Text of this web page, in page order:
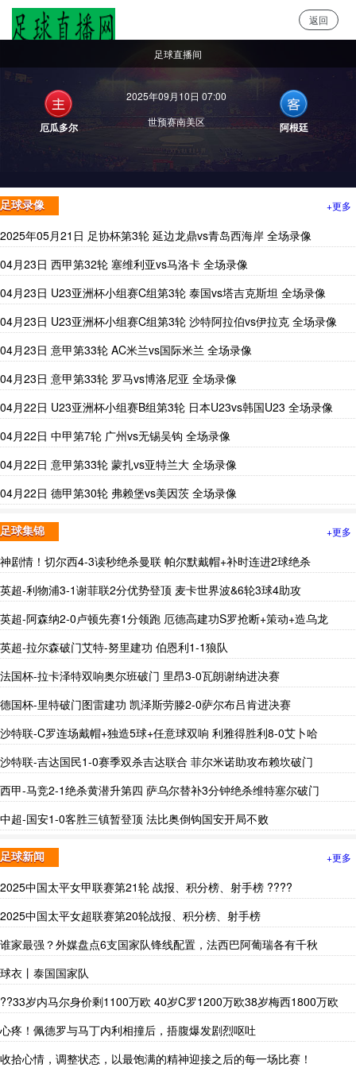
返回
足球直播间
厄瓜多尔
2025年09月10日 07:00
世预赛南美区
阿根廷
足球录像 +更多
2025年05月21日 足协杯第3轮 延边龙鼎vs青岛西海岸 全场录像
04月23日 西甲第32轮 塞维利亚vs马洛卡 全场录像
04月23日 U23亚洲杯小组赛C组第3轮 泰国vs塔吉克斯坦 全场录像
04月23日 U23亚洲杯小组赛C组第3轮 沙特阿拉伯vs伊拉克 全场录像
04月23日 意甲第33轮 AC米兰vs国际米兰 全场录像
04月23日 意甲第33轮 罗马vs博洛尼亚 全场录像
04月22日 U23亚洲杯小组赛B组第3轮 日本U23vs韩国U23 全场录像
04月22日 中甲第7轮 广州vs无锡吴钩 全场录像
04月22日 意甲第33轮 蒙扎vs亚特兰大 全场录像
04月22日 德甲第30轮 弗赖堡vs美因茨 全场录像
足球集锦 +更多
神剧情！切尔西4-3读秒绝杀曼联 帕尔默戴帽+补时连进2球绝杀
英超-利物浦3-1谢菲联2分优势登顶 麦卡世界波&6轮3球4助攻
英超-阿森纳2-0卢顿先赛1分领跑 厄德高建功S罗抢断+策动+造乌龙
英超-拉尔森破门艾特-努里建功 伯恩利1-1狼队
法国杯-拉卡泽特双响奥尔班破门 里昂3-0瓦朗谢纳进决赛
德国杯-里特破门图雷建功 凯泽斯劳滕2-0萨尔布吕肯进决赛
沙特联-C罗连场戴帽+独造5球+任意球双响 利雅得胜利8-0艾卜哈
沙特联-吉达国民1-0赛季双杀吉达联合 菲尔米诺助攻布赖坎破门
西甲-马竞2-1绝杀黄潜升第四 萨乌尔替补3分钟绝杀维特塞尔破门
中超-国安1-0客胜三镇暂登顶 法比奥倒钩国安开局不败
足球新闻 +更多
2025中国太平女甲联赛第21轮 战报、积分榜、射手榜 ????
2025中国太平女超联赛第20轮战报、积分榜、射手榜
谁家最强？外媒盘点6支国家队锋线配置，法西巴阿葡瑞各有千秋
球衣丨泰国国家队
??33岁内马尔身价剩1100万欧 40岁C罗1200万欧38岁梅西1800万欧
心疼！佩德罗与马丁内利相撞后，捂腹爆发剧烈呕吐
收拾心情，调整状态，以最饱满的精神迎接之后的每一场比赛！